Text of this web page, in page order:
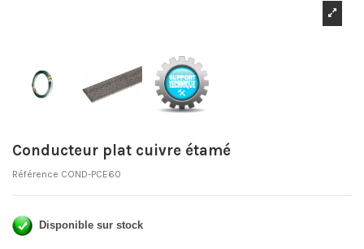
Conducteur plat cuivre étamé
Référence COND-PCE60
Disponible sur stock